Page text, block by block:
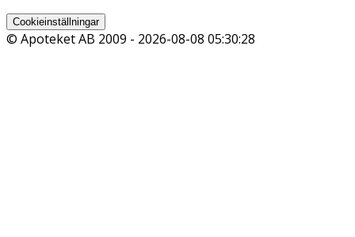
Cookieinställningar
© Apoteket AB 2009 - 2026-08-08 05:30:28